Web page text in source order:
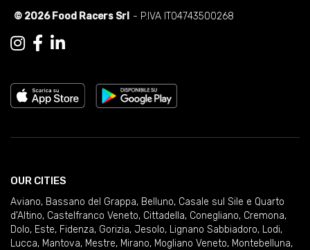
© 2026 Food Racers Srl - P.IVA IT04743500268
OUR CITIES
Aviano, Bassano del Grappa, Belluno, Casale sul Sile e Quarto
d'Altino, Castelfranco Veneto, Cittadella, Conegliano, Cremona,
Dolo, Este, Fidenza, Gorizia, Jesolo, Lignano Sabbiadoro, Lodi,
Lucca, Mantova, Mestre, Mirano, Mogliano Veneto, Montebelluna,